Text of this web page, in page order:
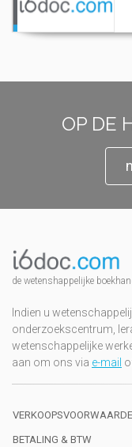
OP DE
de wetenshappelijke
Indien u
onderzoekscentrum,
wetenschappelijke
aan om ons via e-mail
BETALING & BTW